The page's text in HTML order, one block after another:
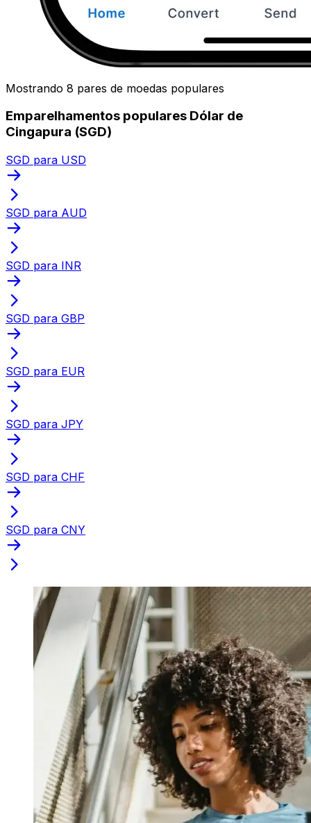
Mostrando 8 pares de moedas populares
Emparelhamentos populares Dólar de
Cingapura (SGD)
SGD para USD
SGD para AUD
SGD para INR
SGD para GBP
SGD para EUR
SGD para JPY
SGD para CHF
SGD para CNY